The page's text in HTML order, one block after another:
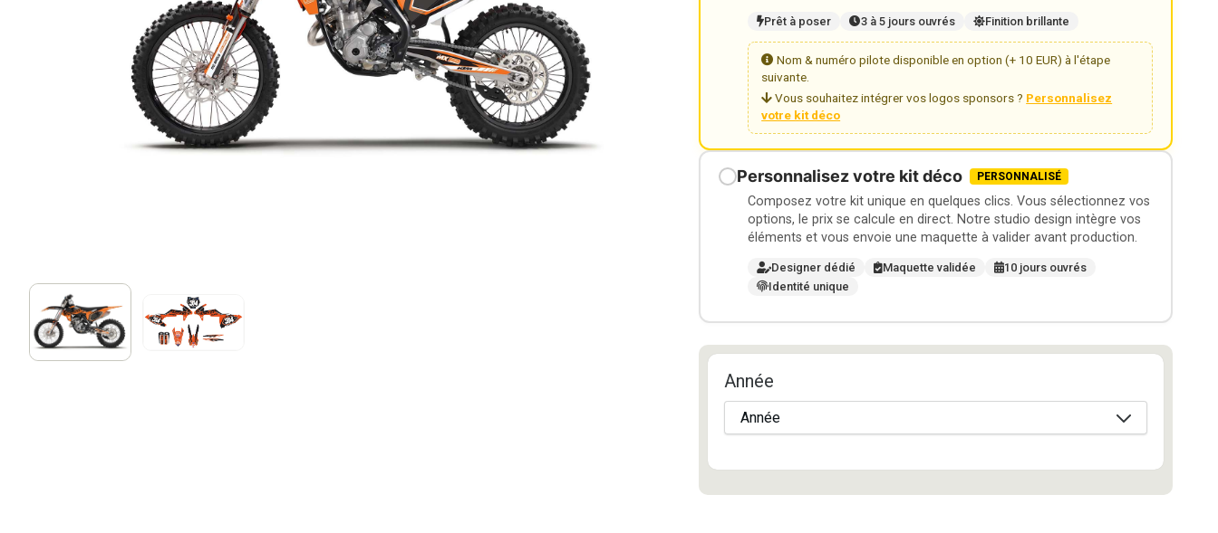
Prêt à poser 3 à 5 jours ouvrés Finition brillante
Nom & numéro pilote disponible en option (+ 10 EUR) à l'étape
suivante.
Vous souhaitez intégrer vos logos sponsors ? Personnalisez
votre kit déco
Personnalisez votre kit déco PERSONNALISÉ
Composez votre kit unique en quelques clics. Vous sélectionnez vos
options, le prix se calcule en direct. Notre studio design intègre vos
éléments et vous envoie une maquette à valider avant production.
Designer dédié Maquette validée
10 jours ouvrés
Identité unique
Année